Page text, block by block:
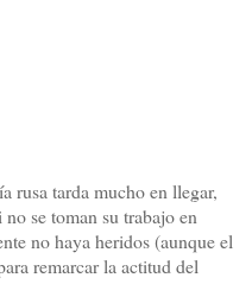
rusa tarda mucho en llegar,
se toman su trabajo en
no haya heridos (aunque el
remarcar la actitud del